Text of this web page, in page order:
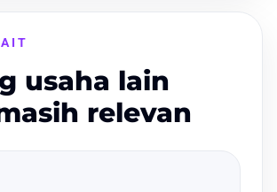
usaha lain
relevan